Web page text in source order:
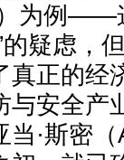
为例——
疑虑，
正的经
安全产
·斯密